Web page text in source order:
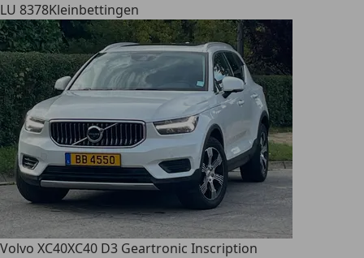
LU 8378Kleinbettingen
Volvo XC40XC40 D3 Geartronic Inscription